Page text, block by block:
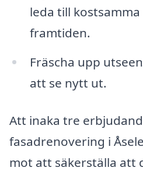
leda till
framtiden.
Fräscha upp
att se nytt ut.
Att inaka tre
fasadrenovering i
mot att säkerställa att